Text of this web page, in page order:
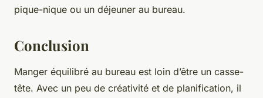
pique-nique ou un déjeuner au bureau.
Conclusion
Manger équilibré au bureau est loin d’être un casse-
tête. Avec un peu de créativité et de planification, il